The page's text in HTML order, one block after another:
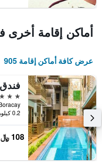
أماكن إقامة أخرى
عرض كافة أماكن إقامة 905
3 نجوم
0.2 كيلومتر عن وسط المدينة
108 ﷼